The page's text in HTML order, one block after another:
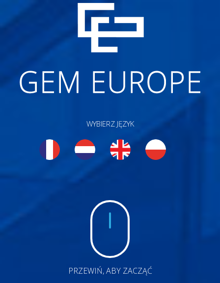
WYBIERZ JĘZYK
PRZEWIŃ, ABY ZACZĄĆ